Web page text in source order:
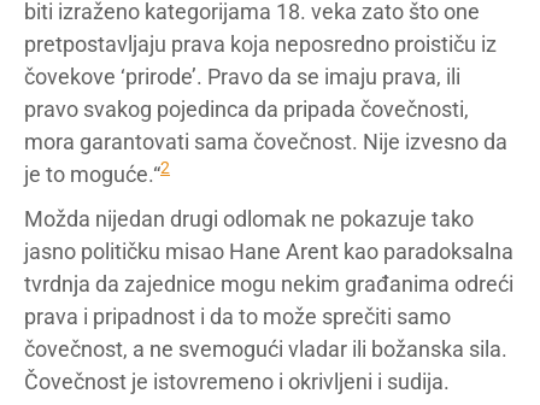
biti izraženo kategorijama 18. veka zato što one
pretpostavljaju prava koja neposredno proističu iz
čovekove ‘prirode’. Pravo da se imaju prava, ili
pravo svakog pojedinca da pripada čovečnosti,
mora garantovati sama čovečnost. Nije izvesno da
je to moguće.“2
Možda nijedan drugi odlomak ne pokazuje tako
jasno političku misao Hane Arent kao paradoksalna
tvrdnja da zajednice mogu nekim građanima odreći
prava i pripadnost i da to može sprečiti samo
čovečnost, a ne svemogući vladar ili božanska sila.
Čovečnost je istovremeno i okrivljeni i sudija.